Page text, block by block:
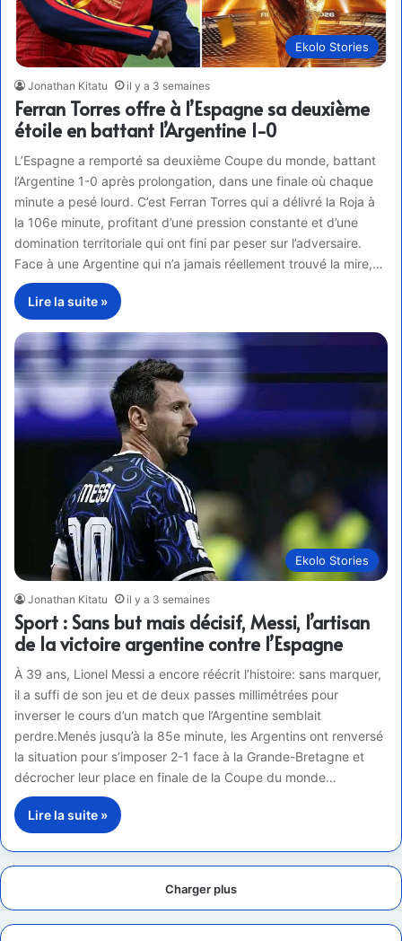
Ekolo Stories
Jonathan Kitatu il y a 3 semaines
Ferran Torres offre à l’Espagne sa deuxième
étoile en battant l’Argentine 1-0
L’Espagne a remporté sa deuxième Coupe du monde, battant
l’Argentine 1-0 après prolongation, dans une finale où chaque
minute a pesé lourd. C’est Ferran Torres qui a délivré la Roja à
la 106e minute, profitant d’une pression constante et d’une
domination territoriale qui ont fini par peser sur l’adversaire.
Face à une Argentine qui n’a jamais réellement trouvé la mire,…
Lire la suite »
Ekolo Stories
Jonathan Kitatu il y a 3 semaines
Sport : Sans but mais décisif, Messi, l’artisan
de la victoire argentine contre l’Espagne
À 39 ans, Lionel Messi a encore réécrit l’histoire: sans marquer,
il a suffi de son jeu et de deux passes millimétrées pour
inverser le cours d’un match que l’Argentine semblait
perdre.Menés jusqu’à la 85e minute, les Argentins ont renversé
la situation pour s’imposer 2-1 face à la Grande-Bretagne et
décrocher leur place en finale de la Coupe du monde…
Lire la suite »
Charger plus